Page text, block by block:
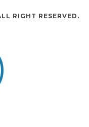
RIGHT RESERVED.